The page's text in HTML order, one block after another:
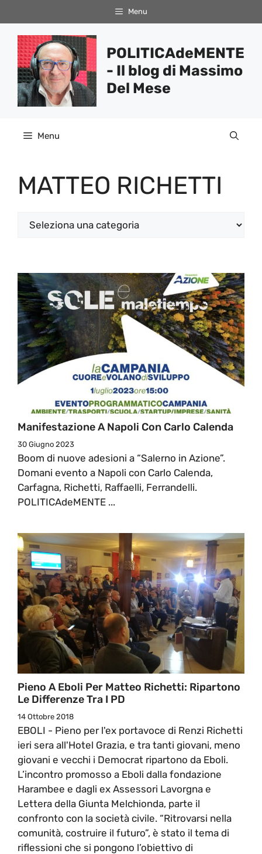
al
contenuto
Menu
POLITICAdeMENTE
- Il blog di Massimo
Del Mese
Menu
MATTEO RICHETTI
Categorie
Manifestazione A Napoli Con Carlo Calenda
30 Giugno 2023
Boom di nuove adesioni a “Salerno in Azione”.
Domani evento a Napoli con Carlo Calenda,
Carfagna, Richetti, Raffaelli, Ferrandelli.
POLITICAdeMENTE ...
Pieno A Eboli Per Matteo Richetti: Ripartono
Le Differenze Tra I PD
14 Ottobre 2018
EBOLI - Pieno per l'ex portavoce di Renzi Richetti
ieri sera all'Hotel Grazia, e tra tanti giovani, meno
giovani e vecchi i Democrat ripartono da Eboli.
L’incontro promosso a Eboli dalla fondazione
Harambee e dagli ex Assessori Lavorgna e
Lettera della Giunta Melchionda, parte il
confronto con la società civile. “Ritrovarsi nella
comunità, costruire il futuro”, è stato il tema di
riflessioni che si pongono l’obiettivo di